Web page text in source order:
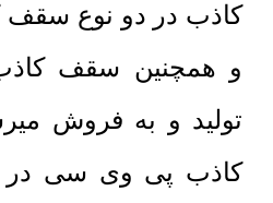
کاذب در دو نوع
و همچنین سقف
تولید و به فروش
کاذب پی وی سی در